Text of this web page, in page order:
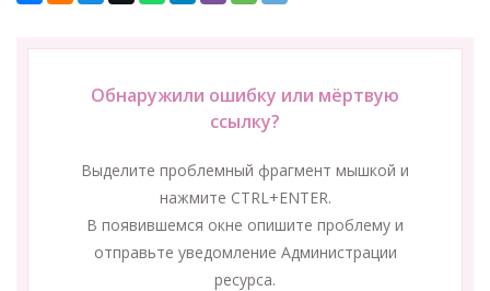
Обнаружили ошибку или мёртвую
ссылку?
Выделите проблемный фрагмент мышкой и
нажмите CTRL+ENTER.
В появившемся окне опишите проблему и
отправьте уведомление Администрации
ресурса.